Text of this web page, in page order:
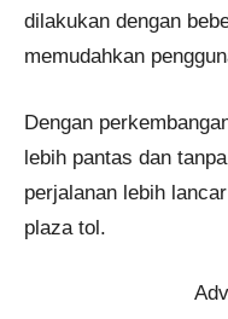
dilakukan dengan
memudahkan
Dengan
lebih pantas dan
perjalanan lebih
plaza tol.